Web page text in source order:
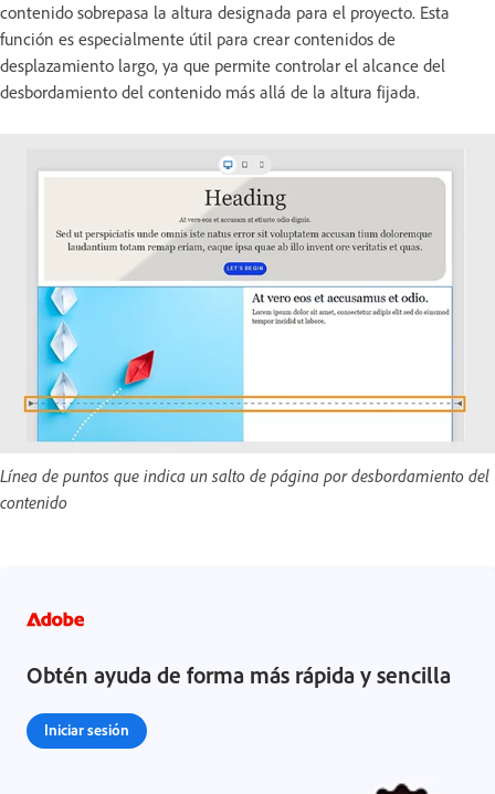
contenido sobrepasa la altura designada para el proyecto. Esta
función es especialmente útil para crear contenidos de
desplazamiento largo, ya que permite controlar el alcance del
desbordamiento del contenido más allá de la altura fijada.
Línea de puntos que indica un salto de página por desbordamiento del
contenido
Obtén ayuda de forma más rápida y sencilla
Iniciar sesión